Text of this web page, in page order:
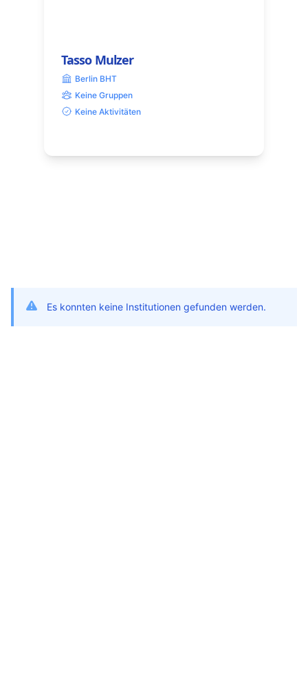
Tasso Mulzer
Berlin BHT
Keine Gruppen
Keine Aktivitäten
Es konnten keine Institutionen gefunden werden.